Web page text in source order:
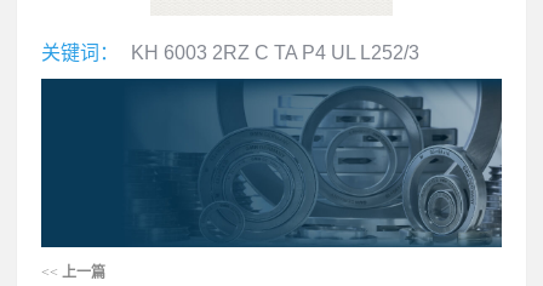
关键词： KH 6003 2RZ C TA P4 UL L252/3
<< 上一篇